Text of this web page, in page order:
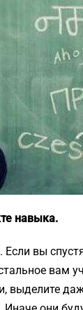
навыка.
вы
вам
выделите